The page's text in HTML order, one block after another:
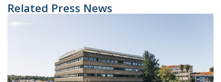
Related Press News